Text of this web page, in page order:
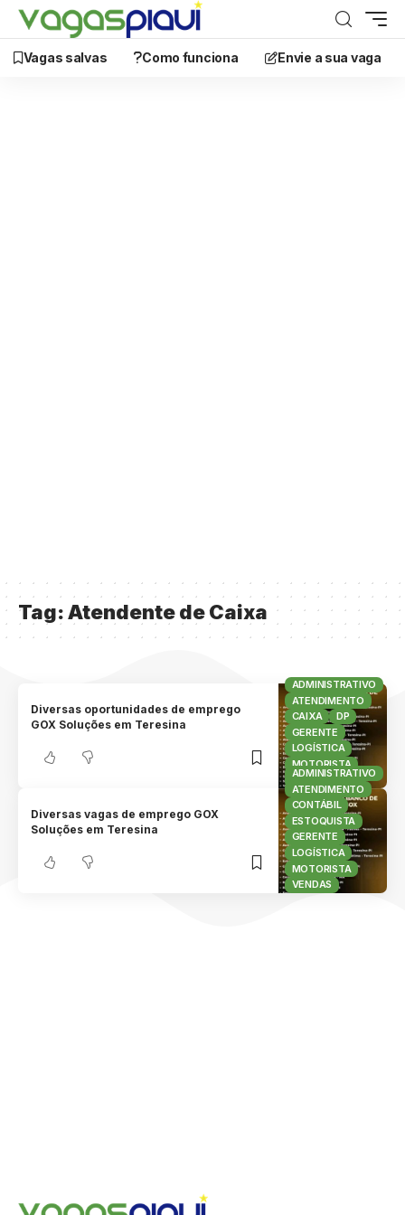
Vagas salvas Como funciona Envie a sua vaga
Tag:Atendente de Caixa
ADMINISTRATIVO
ATENDIMENTO
CAIXA
DP
GERENTE
LOGÍSTICA
MOTORISTA
RH
VENDAS
Diversas oportunidades de emprego
GOX Soluções em Teresina
ADMINISTRATIVO
ATENDIMENTO
CONTÁBIL
ESTOQUISTA
GERENTE
LOGÍSTICA
MOTORISTA
VENDAS
Diversas vagas de emprego GOX
Soluções em Teresina